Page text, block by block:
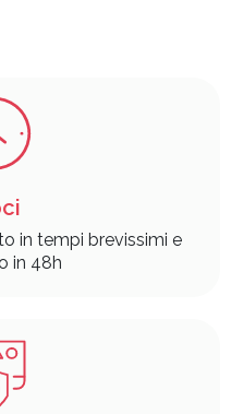
in tempi brevissimi e
in 48h